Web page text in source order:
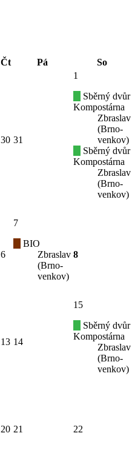
Čt Pá So
30 31
1
Sběrný dvůr
Kompostárna
Zbraslav
(Brno-
venkov)
Sběrný dvůr
Kompostárna
Zbraslav
(Brno-
venkov)
6
7
BIO
Zbraslav
(Brno-
venkov)
8
13 14
15
Sběrný dvůr
Kompostárna
Zbraslav
(Brno-
venkov)
20 21 22